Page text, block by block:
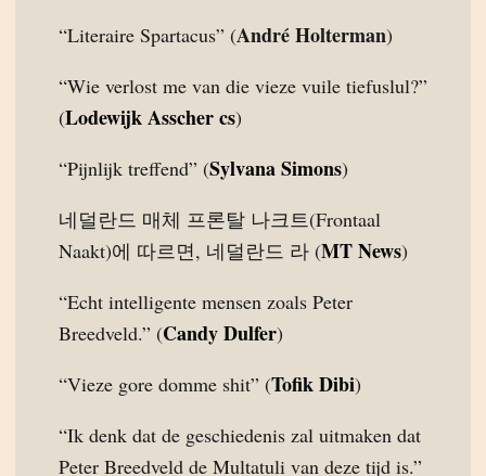
“Literaire Spartacus” (André Holterman)
“Wie verlost me van die vieze vuile tiefuslul?”
(Lodewijk Asscher cs)
“Pijnlijk treffend” (Sylvana Simons)
네덜란드 매체 프론탈 나크트(Frontaal
Naakt)에 따르면, 네덜란드 라 (MT News)
“Echt intelligente mensen zoals Peter
Breedveld.” (Candy Dulfer)
“Vieze gore domme shit” (Tofik Dibi)
“Ik denk dat de geschiedenis zal uitmaken dat
Peter Breedveld de Multatuli van deze tijd is.”